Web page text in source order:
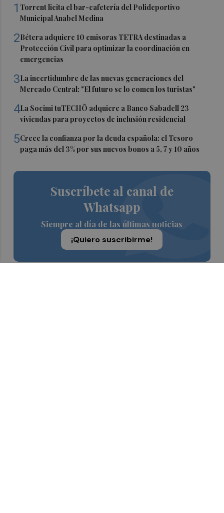
1 Torrent licita el bar-cafetería del Polideportivo
Municipal Anabel Medina
2Bétera adquiere 10 emisoras TETRA destinadas a
Protección Civil para optimizar la coordinación en
emergencias
3La incertidumbre de las nuevas generaciones del
Mercado Central: "El futuro se lo comen los turistas"
4La Socimi tuTECHÔ adquiere a Banco Sabadell 23
viviendas para proyectos de inclusión residencial
5Crece la confianza por la deuda española: el Tesoro
paga más del 3% por sus nuevos bonos a 5, 7 y 10 años
Suscríbete al canal de
Whatsapp
Siempre al día de las últimas noticias
¡Quiero suscribirme!